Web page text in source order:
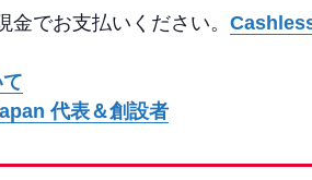
でお支払いください。
代表＆創設者